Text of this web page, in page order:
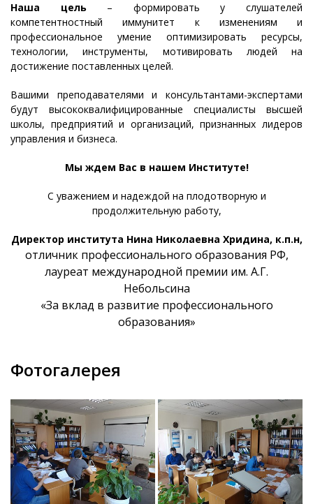
Наша цель– формировать у слушателей
компетентностный иммунитет к изменениям и
профессиональное умение оптимизировать ресурсы,
технологии, инструменты, мотивировать людей на
достижение поставленных целей.
Вашими преподавателями и консультантами-экспертами
будут высококвалифицированные специалисты высшей
школы, предприятий и организаций, признанных лидеров
управления и бизнеса.
Мы ждем Вас в нашем Институте!
С уважением и надеждой на плодотворную и
продолжительную работу,
Директор института Нина Николаевна Хридина, к.п.н,
отличник профессионального образования РФ,
лауреат международной премии им. А.Г.
Небольсина
«За вклад в развитие профессионального
образования»
Фотогалерея